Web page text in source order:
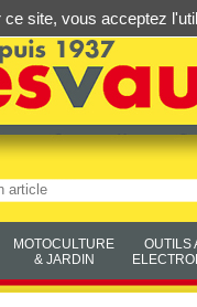
MOTOCULTURE
& JARDIN
OUTILS
ce site, vous acceptez